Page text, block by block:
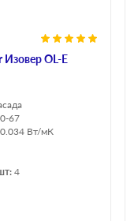
Изовер OL-E
67
0.034 Вт/мК
4